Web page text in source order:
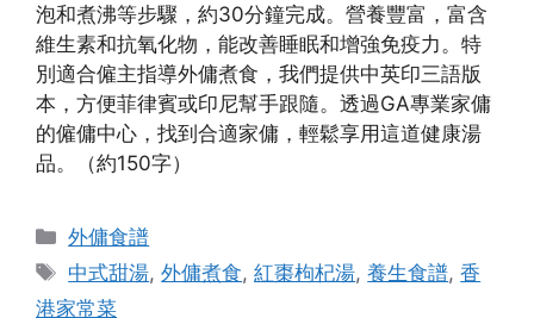
泡和煮沸等步驟，約30分鐘完成。營養豐富，富含
維生素和抗氧化物，能改善睡眠和增強免疫力。特
別適合僱主指導外傭煮食，我們提供中英印三語版
本，方便菲律賓或印尼幫手跟隨。透過GA專業家傭
的僱傭中心，找到合適家傭，輕鬆享用這道健康湯
品。（約150字）
Categories
外傭食譜
Tags
中式甜湯,外傭煮食,紅棗枸杞湯,養生食譜,香
港家常菜